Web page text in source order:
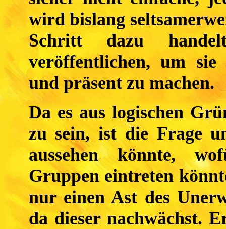
wird bislang
Schritt dazu
veröffentlichen, um sie
und präsent zu machen.
Da es aus logischen
zu sein, ist die Frage
aussehen könnte,
Gruppen eintreten
nur einen Ast des
da dieser nachwächst.